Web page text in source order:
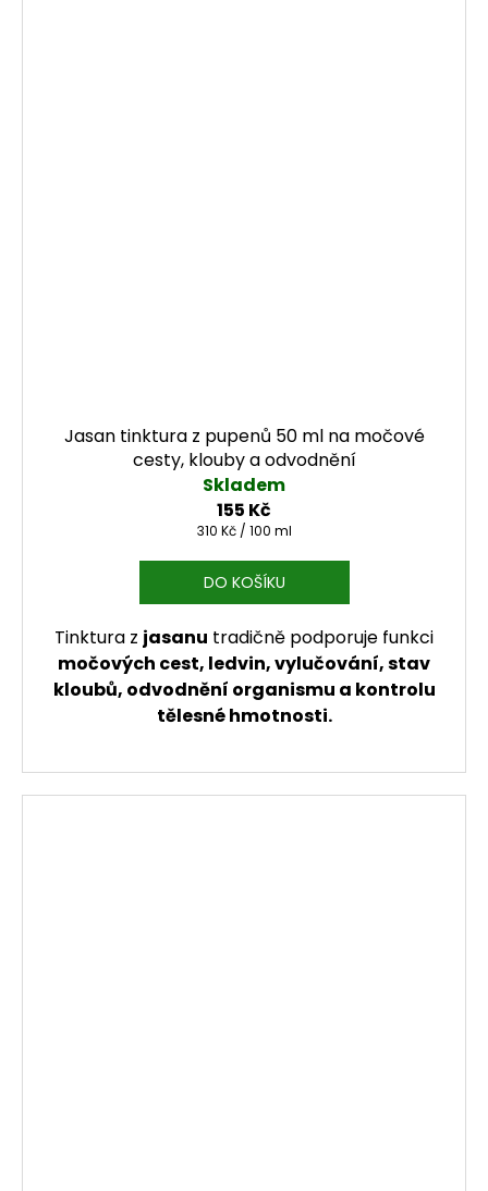
Jasan tinktura z pupenů 50 ml na močové
cesty, klouby a odvodnění
Skladem
155 Kč
Měrná cena:
310 Kč / 100 ml
DO KOŠÍKU
Tinktura z jasanu tradičně podporuje funkci
močových cest, ledvin, vylučování, stav
kloubů, odvodnění organismu a kontrolu
tělesné hmotnosti.